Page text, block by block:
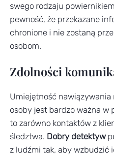
swego rodzaju
pewność, że przekazane
chronione i nie zostaną
osobom.
Zdolności
Umiejętność nawiązywania
osoby jest bardzo ważna
to zarówno kontaktów z
śledztwa. Dobry detektyw
z ludźmi tak, aby wzbudzić